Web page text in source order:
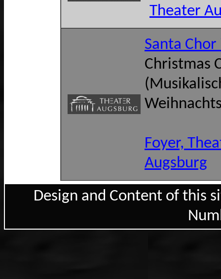
Theater
Santa
Christmas
Foyer,
Augsburg
Design and Content of this